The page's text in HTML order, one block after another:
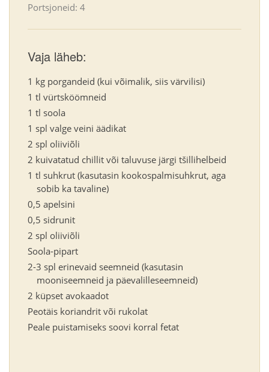
Portsjoneid: 4
Vaja läheb:
1 kg porgandeid (kui võimalik, siis värvilisi)
1 tl vürtsköömneid
1 tl soola
1 spl valge veini äädikat
2 spl oliiviõli
2 kuivatatud chillit või taluvuse järgi tšillihelbeid
1 tl suhkrut (kasutasin kookospalmisuhkrut, aga
sobib ka tavaline)
0,5 apelsini
0,5 sidrunit
2 spl oliiviõli
Soola-pipart
2-3 spl erinevaid seemneid (kasutasin
mooniseemneid ja päevalilleseemneid)
2 küpset avokaadot
Peotäis koriandrit või rukolat
Peale puistamiseks soovi korral fetat